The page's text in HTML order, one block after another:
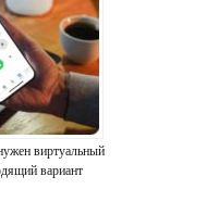
виртуальный
вариант